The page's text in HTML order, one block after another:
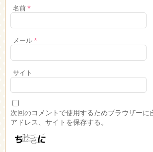
名前*
メール*
サイト
次回のコメントで使用するためブラウザーに
アドレス、サイトを保存する。